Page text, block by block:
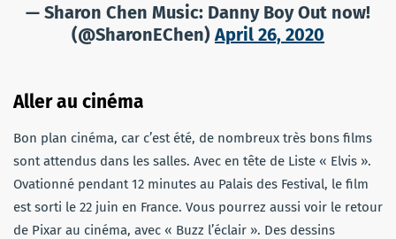
— Sharon Chen Music: Danny Boy Out now!
(@SharonEChen) April 26, 2020
Aller au cinéma
Bon plan cinéma, car c’est été, de nombreux très bons films
sont attendus dans les salles. Avec en tête de Liste « Elvis ».
Ovationné pendant 12 minutes au Palais des Festival, le film
est sorti le 22 juin en France. Vous pourrez aussi voir le retour
de Pixar au cinéma, avec « Buzz l’éclair ». Des dessins